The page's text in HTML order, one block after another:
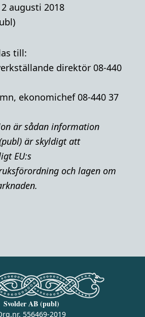
augusti 2018
till:
direktör 08-440
ekonomichef 08-440 37
är sådan information
är skyldigt att
EU:s
och lagen om
Svolder AB (publ)
556469-2019